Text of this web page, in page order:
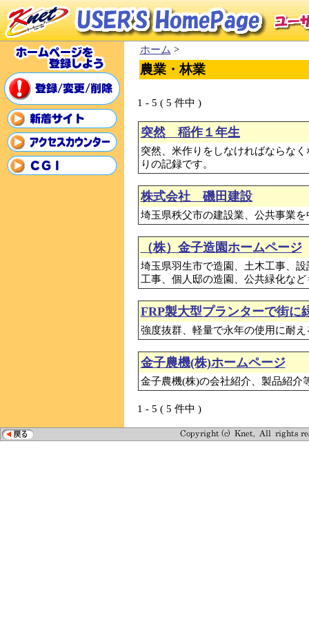
ホーム >
農業・林業
1 - 5 ( 5 件中 )
突然 稲作１年生
突然、米作りをしなければならな
りの記録です。
株式会社 磯田建設
埼玉県秩父市の建設業、公共事業
（株）金子造園ホームページ
埼玉県羽生市で造園、土木工事、
工事、個人邸の造園、公共緑化な
FRP製大型プランターで街に
強度抜群、軽量で永年の使用に耐
金子農機(株)ホームページ
金子農機(株)の会社紹介、製品紹介
1 - 5 ( 5 件中 )